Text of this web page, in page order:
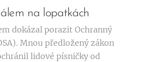
na lopatkách
dokázal porazit Ochranný
Mnou předložený zákon
lidové písničky od